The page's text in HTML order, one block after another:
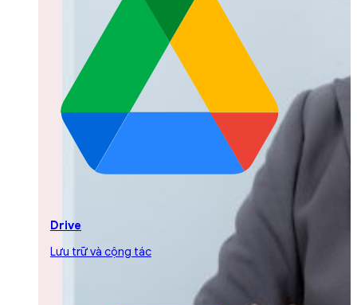
Drive
Lưu trữ và cộng tác